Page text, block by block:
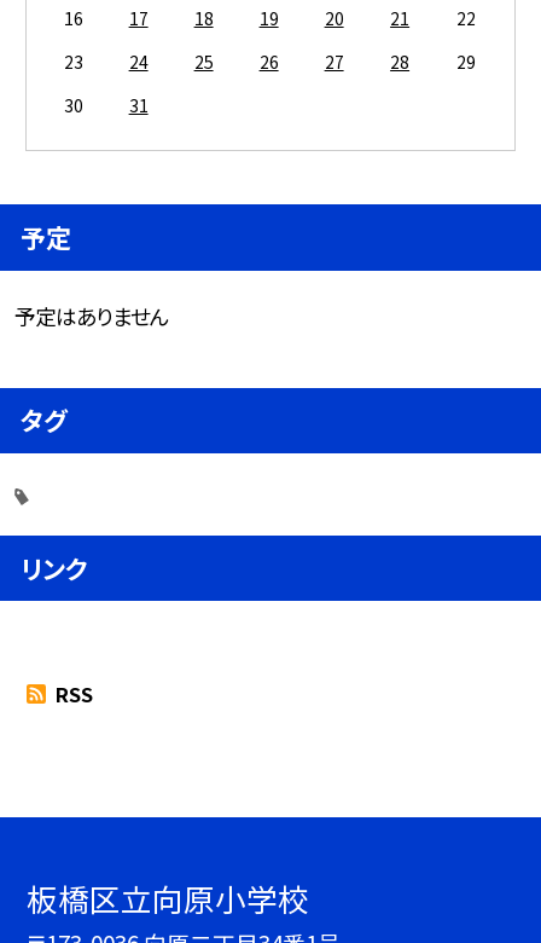
16
17 18 19 20 21
22
23
24 25 26 27 28
29
30
31
予定
予定はありません
タグ
リンク
RSS
板橋区立向原小学校